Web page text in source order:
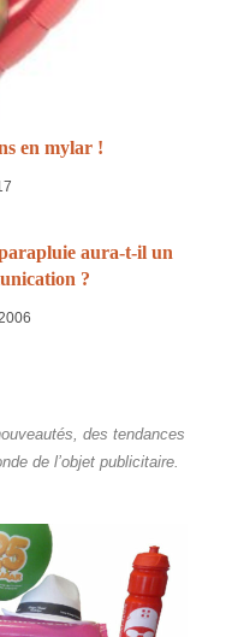
en mylar !
aura-t-il un
?
des tendances
de l’objet publicitaire.